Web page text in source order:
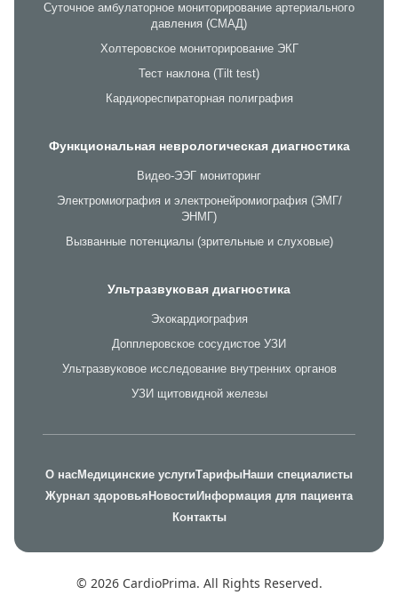
Суточное амбулаторное мониторирование артериального
давления (СМАД)
Холтеровское мониторирование ЭКГ
Тест наклона (Tilt test)
Кардиореспираторная полиграфия
Функциональная неврологическая диагностика
Видео-ЭЭГ мониторинг
Электромиография и электронейромиография (ЭМГ/
ЭНМГ)
Вызванные потенциалы (зрительные и слуховые)
Ультразвуковая диагностика
Эхокардиография
Допплеровское сосудистое УЗИ
Ультразвуковое исследование внутренних органов
УЗИ щитовидной железы
О насМедицинские услугиТарифыНаши специалисты
Журнал здоровья Новости Информация для пациента
Контакты
© 2026 CardioPrima. All Rights Reserved.